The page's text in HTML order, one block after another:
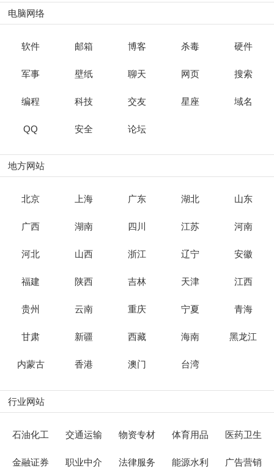
电脑网络
软件 邮箱 博客 杀毒 硬件
军事 壁纸 聊天 网页 搜索
编程 科技 交友 星座 域名
QQ 安全 论坛
地方网站
北京 上海 广东 湖北 山东
广西 湖南 四川 江苏 河南
河北 山西 浙江 辽宁 安徽
福建 陕西 吉林 天津 江西
贵州 云南 重庆 宁夏 青海
甘肃 新疆 西藏 海南 黑龙江
内蒙古 香港 澳门 台湾
行业网站
石油化工 交通运输 物资专材 体育用品 医药卫生
金融证券 职业中介 法律服务 能源水利 广告营销